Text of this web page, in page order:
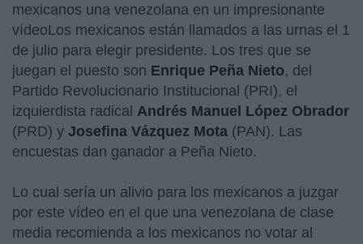
mexicanos una venezolana en un impresionante
vídeoLos mexicanos están llamados a las urnas el 1
de julio para elegir presidente. Los tres que se
juegan el puesto son Enrique Peña Nieto, del
Partido Revolucionario Institucional (PRI), el
izquierdista radical Andrés Manuel López Obrador
(PRD) y Josefina Vázquez Mota (PAN). Las
encuestas dan ganador a Peña Nieto.
Lo cual sería un alivio para los mexicanos a juzgar
por este vídeo en el que una venezolana de clase
media recomienda a los mexicanos no votar al